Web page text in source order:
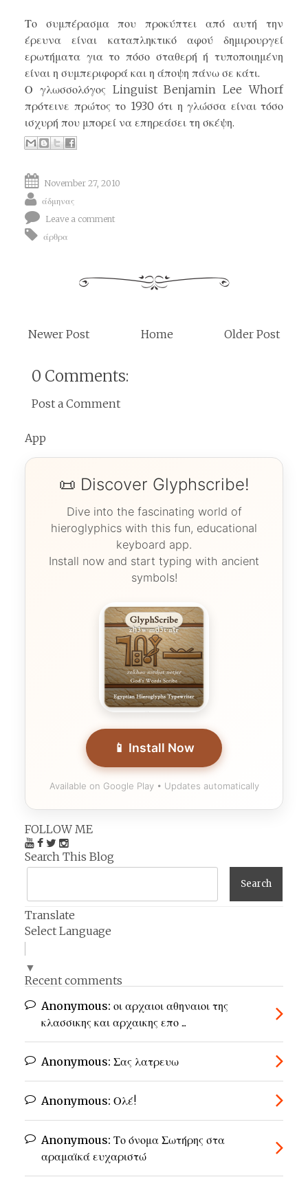
Το συμπέρασμα που προκύπτει από αυτή την
έρευνα είναι καταπληκτικό αφού δημιρουργεί
ερωτήματα για το πόσο σταθερή ή τυποποιημένη
είναι η συμπεριφορά και η άποψη πάνω σε κάτι.
Ο γλωσσολόγος Linguist Benjamin Lee Whorf
πρότεινε πρώτος το 1930 ότι η γλώσσα είναι τόσο
ισχυρή που μπορεί να επηρεάσει τη σκέψη.
November 27, 2010
άδμηνας
Leave a comment
άρθρα
Newer Post Older Post
Home
0 Comments:
Post a Comment
App
📜 Discover Glyphscribe!
Dive into the fascinating world of
hieroglyphics with this fun, educational
keyboard app.
Install now and start typing with ancient
symbols!
📱 Install Now
Available on Google Play • Updates automatically
FOLLOW ME
Search This Blog
Translate
Select Language
▼
Recent comments
Anonymous: οι αρχαιοι αθηναιοι της
κλασσικης και αρχαικης επο ...
Anonymous: Σας λατρευω
Anonymous: Ολέ!
Anonymous: Το όνομα Σωτήρης στα
αραμαϊκά ευχαριστώ